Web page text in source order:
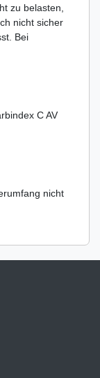
zu belasten,
nicht sicher
Bei
C AV
nicht